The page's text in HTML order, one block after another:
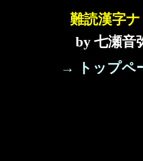
難読漢字
by 七瀬音
→ トップペ